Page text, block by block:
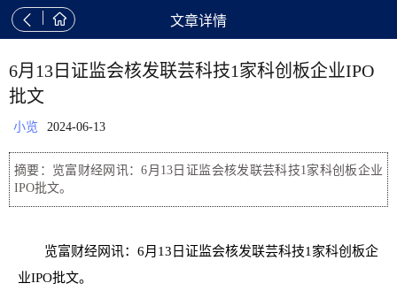
  文章详情
6月13日证监会核发联芸科技1家科创板企业IPO
批文
小览 2024-06-13
摘要：览富财经网讯：6月13日证监会核发联芸科技1家科创板企业
IPO批文。
览富财经网讯：6月13日证监会核发联芸科技1家科创板企
业IPO批文。